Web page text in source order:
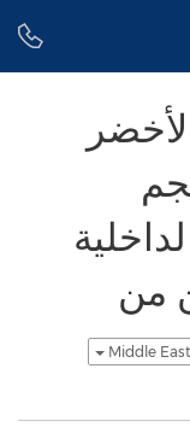
طن من
Middle